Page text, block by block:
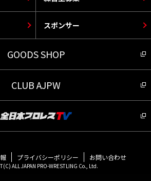
スポンサー
GOODS SHOP
CLUB AJPW
プライバシーポリシー お問い合わせ
ALL JAPAN PRO-WRESTLING Co., Ltd.